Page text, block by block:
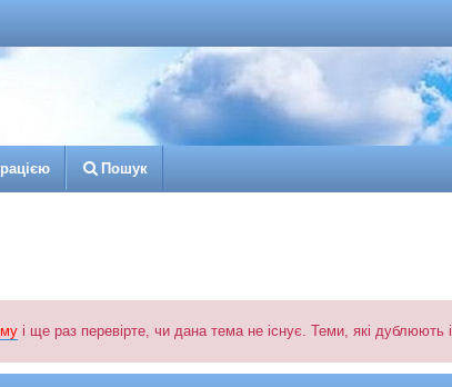
рацією Пошук
і ще раз перевірте, чи дана тема не існує. Теми, які